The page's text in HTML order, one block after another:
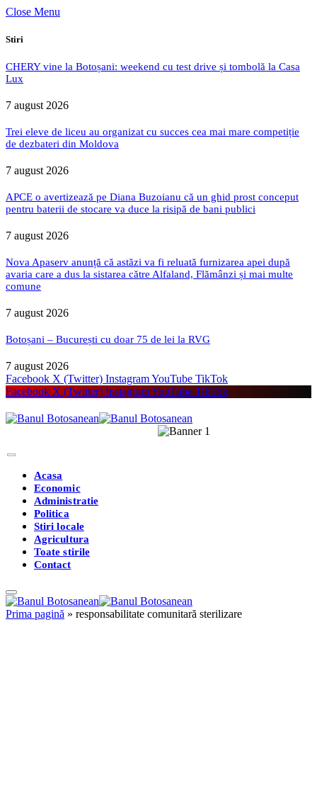
Close Menu
Stiri
CHERY vine la Botoșani: weekend cu test drive și tombolă la Casa
Lux
7 august 2026
Trei eleve de liceu au organizat cu succes cea mai mare competiție
de dezbateri din Moldova
7 august 2026
APCE o avertizează pe Diana Buzoianu că un ghid prost conceput
pentru baterii de stocare va duce la risipă de bani publici
7 august 2026
Nova Apaserv anunță că astăzi va fi reluată furnizarea apei după
avaria care a dus la sistarea către Alfaland, Flămânzi și mai multe
comune
7 august 2026
Botoșani – București cu doar 75 de lei la RVG
7 august 2026
Facebook X (Twitter) InstagramYouTube TikTok
Facebook X (Twitter) InstagramYouTube TikTok
Acasa
Economic
Administratie
Politica
Stiri locale
Agricultura
Toate stirile
Contact
Prima pagină » responsabilitate comunitară sterilizare